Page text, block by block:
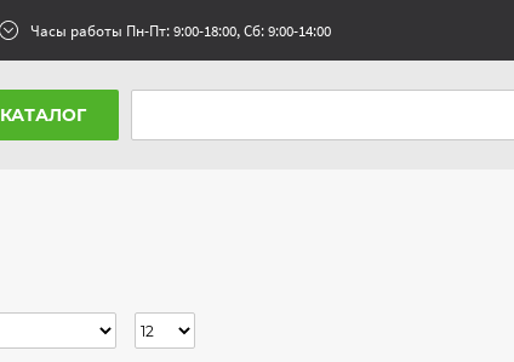
Часы работы Пн-Пт: 9:00-18:00, Сб: 9:00-14:00
КАТАЛОГ